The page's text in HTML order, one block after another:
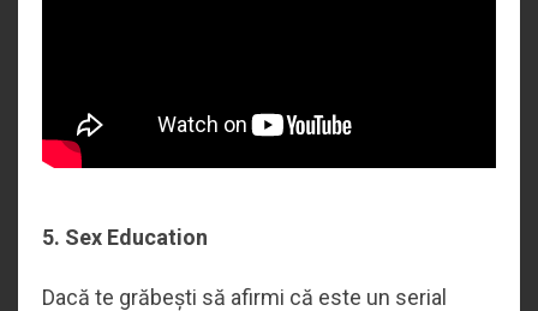
5. Sex Education
Dacă te grăbești să afirmi că este un serial